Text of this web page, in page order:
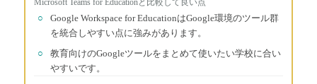
Microsoft Teams for Educationと比較して良い点
○
Google Workspace for EducationはGoogle環境のツール群
を統合しやすい点に強みがあります。
○
教育向けのGoogleツールをまとめて使いたい学校に合い
やすいです。